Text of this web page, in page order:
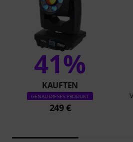
41%
KAUFTEN
GENAU DIESES PRODUKT
249 €